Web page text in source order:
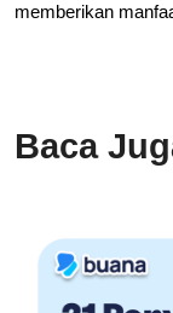
memberikan
Baca